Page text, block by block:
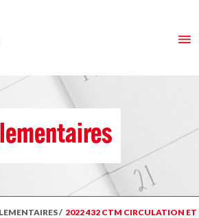
/ 2022 432 CTM CIRCULATION ET